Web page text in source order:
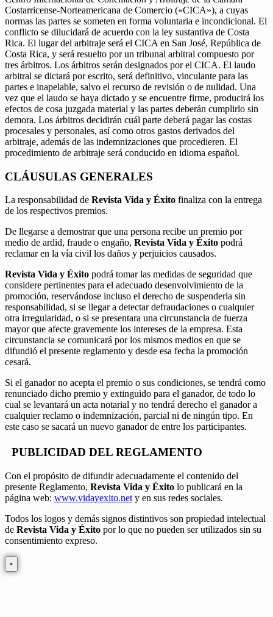
Costarricense-Norteamericana de Comercio («CICA»), a cuyas
normas las partes se someten en forma voluntaria e incondicional. El
conflicto se dilucidará de acuerdo con la ley sustantiva de Costa
Rica. El lugar del arbitraje será el CICA en San José, República de
Costa Rica, y será resuelto por un tribunal arbitral compuesto por
tres árbitros. Los árbitros serán designados por el CICA. El laudo
arbitral se dictará por escrito, será definitivo, vinculante para las
partes e inapelable, salvo el recurso de revisión o de nulidad. Una
vez que el laudo se haya dictado y se encuentre firme, producirá los
efectos de cosa juzgada material y las partes deberán cumplirlo sin
demora. Los árbitros decidirán cuál parte deberá pagar las costas
procesales y personales, así como otros gastos derivados del
arbitraje, además de las indemnizaciones que procedieren. El
procedimiento de arbitraje será conducido en idioma español.
CLÁUSULAS GENERALES
La responsabilidad de Revista Vida y Éxito finaliza con la entrega
de los respectivos premios.
De llegarse a demostrar que una persona recibe un premio por
medio de ardid, fraude o engaño, Revista Vida y Éxito podrá
reclamar en la vía civil los daños y perjuicios causados.
Revista Vida y Éxito podrá tomar las medidas de seguridad que
considere pertinentes para el adecuado desenvolvimiento de la
promoción, reservándose incluso el derecho de suspenderla sin
responsabilidad, si se llegar a detectar defraudaciones o cualquier
otra irregularidad, o si se presentara una circunstancia de fuerza
mayor que afecte gravemente los intereses de la empresa. Esta
circunstancia se comunicará por los mismos medios en que se
difundió el presente reglamento y desde esa fecha la promoción
cesará.
Si el ganador no acepta el premio o sus condiciones, se tendrá como
renunciado dicho premio y extinguido para el ganador, de todo lo
cual se levantará un acta notarial y no tendrá derecho el ganador a
cualquier reclamo o indemnización, parcial ni de ningún tipo. En
este caso se sacará un nuevo ganador de entre los participantes.
PUBLICIDAD DEL REGLAMENTO
Con el propósito de difundir adecuadamente el contenido del
presente Reglamento, Revista Vida y Éxito lo publicará en la
página web: www.vidayexito.net y en sus redes sociales.
Todos los logos y demás signos distintivos son propiedad intelectual
de Revista Vida y Éxito por lo que no pueden ser utilizados sin su
consentimiento expreso.
×